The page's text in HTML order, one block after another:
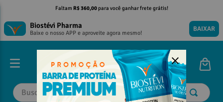
Faltam R$ 360,00para você ganhar frete grátis!
Biostévi Pharma
Baixe o nosso APP e aproveite agora mesmo! BAIXAR
Buscar